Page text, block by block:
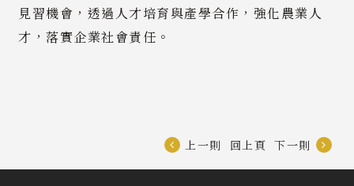
見習機會，透過人才培育與產學合作，強化農業人
才，落實企業社會責任。
上一則 回上頁 下一則